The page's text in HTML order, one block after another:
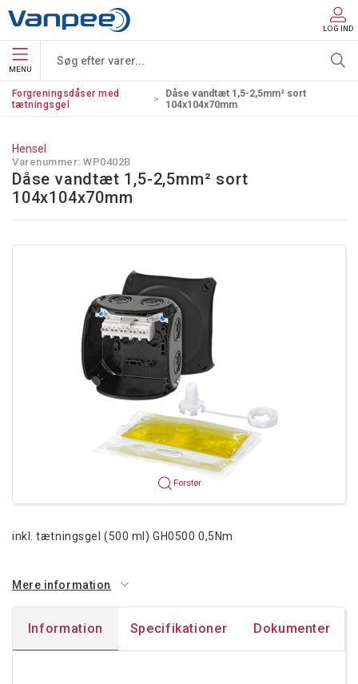
LOG IND
MENU
Forgreningsdåser med
tætningsgel
Dåse vandtæt 1,5-2,5mm² sort
104x104x70mm
Hensel
Varenummer:WP0402B
Dåse vandtæt 1,5-2,5mm² sort
104x104x70mm
Forstør
inkl. tætningsgel (500 ml) GH0500 0,5Nm
Mere information
Information Specifikationer Dokumenter